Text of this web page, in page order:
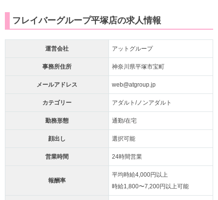
フレイバーグループ平塚店の求人情報
運営会社 アットグループ
事務所住所 神奈川県平塚市宝町
メールアドレス web@atgroup.jp
カテゴリー アダルト/ノンアダルト
勤務形態 通勤/在宅
顔出し 選択可能
営業時間 24時間営業
報酬率
平均時給4,000円以上
時給1,800〜7,200円以上可能